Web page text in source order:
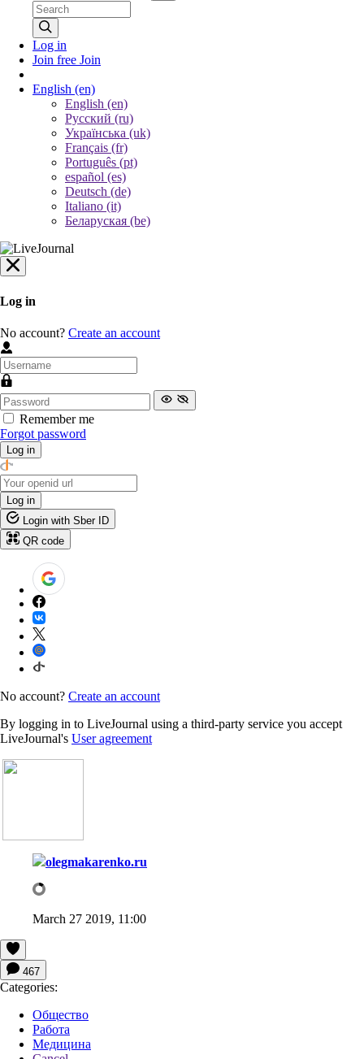
Log in
Join free Join
English (en)
English (en)
Русский (ru)
Українська (uk)
Français (fr)
Português (pt)
español (es)
Deutsch (de)
Italiano (it)
Беларуская (be)
Log in
No account? Create an account
Remember me
Forgot password
Log in
Log in
Login with Sber ID
QR code
No account? Create an account
By logging in to LiveJournal using a third-party service you accept
LiveJournal's User agreement
olegmakarenko.ru
March 27 2019, 11:00
467
Categories:
Общество
Работа
Медицина